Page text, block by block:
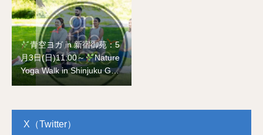
青空ヨガ in 新宿御苑：5
月3日(日)11:00～
Nature
Yoga Walk in Shinjuku Gyo
en National Garden on Ma
X（Twitter）